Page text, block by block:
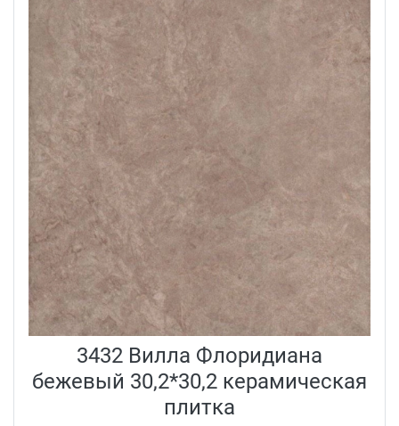
3432 Вилла Флоридиана
бежевый 30,2*30,2 керамическая
плитка